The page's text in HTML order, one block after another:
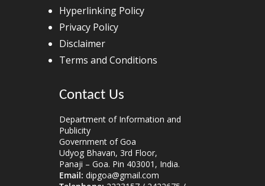
Hyperlinking Policy
Privacy Policy
Disclaimer
Terms and Conditions
Contact Us
Department of Information and
Publicity
Government of Goa
Udyog Bhavan, 3rd Floor,
Panaji – Goa. Pin 403001, India.
Email: dipgoa@gmail.com